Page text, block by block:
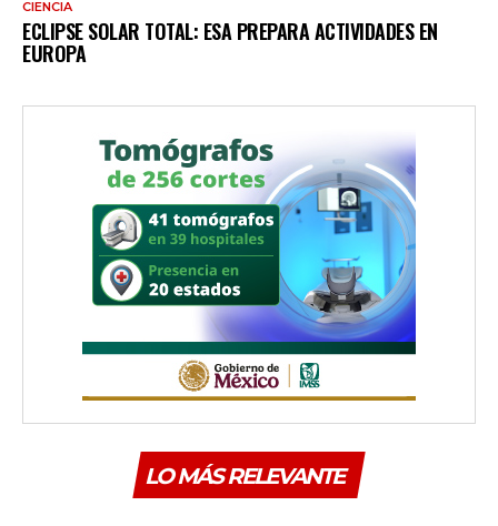
CIENCIA
ECLIPSE SOLAR TOTAL: ESA PREPARA ACTIVIDADES EN
EUROPA
LO MÁS RELEVANTE